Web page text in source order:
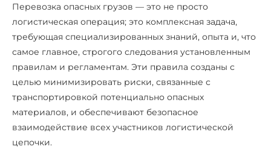
Перевозка опасных грузов — это не просто
логистическая операция; это комплексная задача,
требующая специализированных знаний, опыта и, что
самое главное, строгого следования установленным
правилам и регламентам. Эти правила созданы с
целью минимизировать риски, связанные с
транспортировкой потенциально опасных
материалов, и обеспечивают безопасное
взаимодействие всех участников логистической
цепочки.